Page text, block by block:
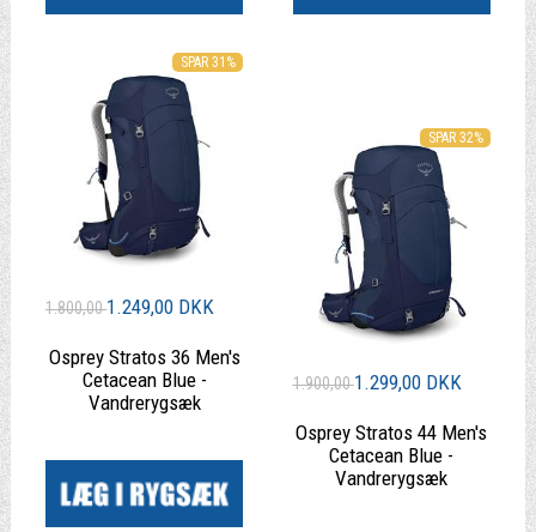
SPAR 31%
1.800,001.249,00 DKK
Osprey Stratos 36 Men's
Cetacean Blue -
Vandrerygsæk
SPAR 32%
1.900,001.299,00 DKK
Osprey Stratos 44 Men's
Cetacean Blue -
Vandrerygsæk